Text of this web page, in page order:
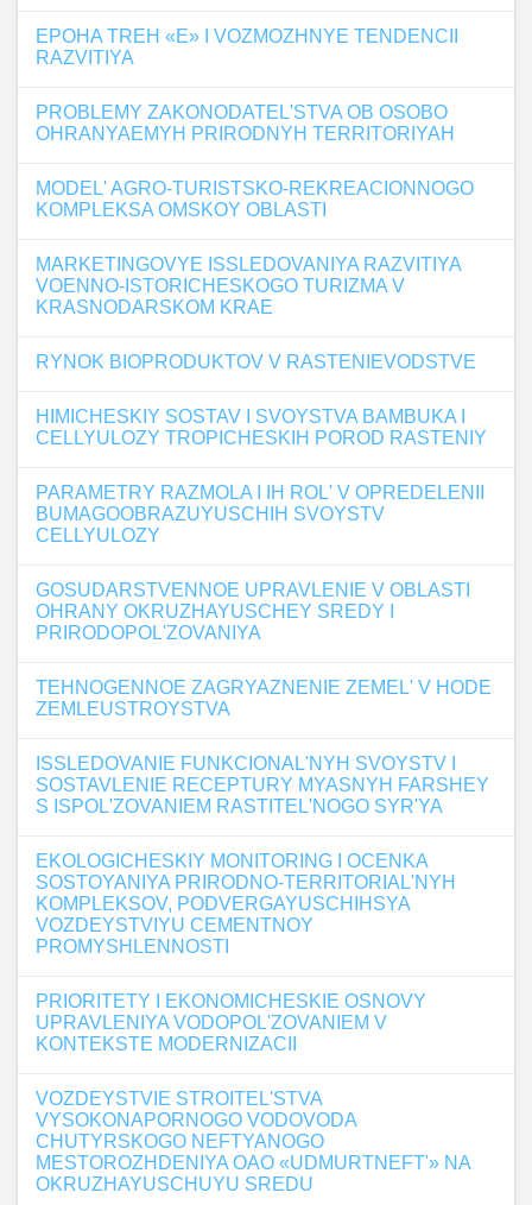
EPOHA TREH «E» I VOZMOZHNYE TENDENCII
RAZVITIYA
PROBLEMY ZAKONODATEL'STVA OB OSOBO
OHRANYAEMYH PRIRODNYH TERRITORIYAH
MODEL' AGRO-TURISTSKO-REKREACIONNOGO
KOMPLEKSA OMSKOY OBLASTI
MARKETINGOVYE ISSLEDOVANIYA RAZVITIYA
VOENNO-ISTORICHESKOGO TURIZMA V
KRASNODARSKOM KRAE
RYNOK BIOPRODUKTOV V RASTENIEVODSTVE
HIMICHESKIY SOSTAV I SVOYSTVA BAMBUKA I
CELLYULOZY TROPICHESKIH POROD RASTENIY
PARAMETRY RAZMOLA I IH ROL' V OPREDELENII
BUMAGOOBRAZUYUSCHIH SVOYSTV
CELLYULOZY
GOSUDARSTVENNOE UPRAVLENIE V OBLASTI
OHRANY OKRUZHAYUSCHEY SREDY I
PRIRODOPOL'ZOVANIYA
TEHNOGENNOE ZAGRYAZNENIE ZEMEL' V HODE
ZEMLEUSTROYSTVA
ISSLEDOVANIE FUNKCIONAL'NYH SVOYSTV I
SOSTAVLENIE RECEPTURY MYASNYH FARSHEY
S ISPOL'ZOVANIEM RASTITEL'NOGO SYR'YA
EKOLOGICHESKIY MONITORING I OCENKA
SOSTOYANIYA PRIRODNO-TERRITORIAL'NYH
KOMPLEKSOV, PODVERGAYUSCHIHSYA
VOZDEYSTVIYU CEMENTNOY
PROMYSHLENNOSTI
PRIORITETY I EKONOMICHESKIE OSNOVY
UPRAVLENIYA VODOPOL'ZOVANIEM V
KONTEKSTE MODERNIZACII
VOZDEYSTVIE STROITEL'STVA
VYSOKONAPORNOGO VODOVODA
CHUTYRSKOGO NEFTYANOGO
MESTOROZHDENIYA OAO «UDMURTNEFT'» NA
OKRUZHAYUSCHUYU SREDU